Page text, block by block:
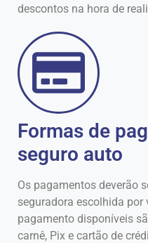
descontos na hora de
Formas de
seguro auto
Os pagamentos deverão
seguradora escolhida por
pagamento disponíveis
carnê, Pix e cartão de